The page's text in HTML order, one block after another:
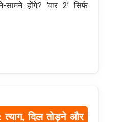
होंगे? ‘वार 2’ सिर्फ
त्याग, दिल तोड़ने और